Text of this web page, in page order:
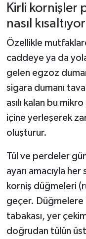
Kirli kornişler
nasıl
Özellikle
caddeye ya da
gelen egzoz
sigara dumanı
asılı kalan bu
içine yerleşerek
oluşturur.
Tül ve perdeler
ayarı amacıyla her
korniş düğmeleri
geçer. Düğmelere
tabakası, yer
doğrudan tülün